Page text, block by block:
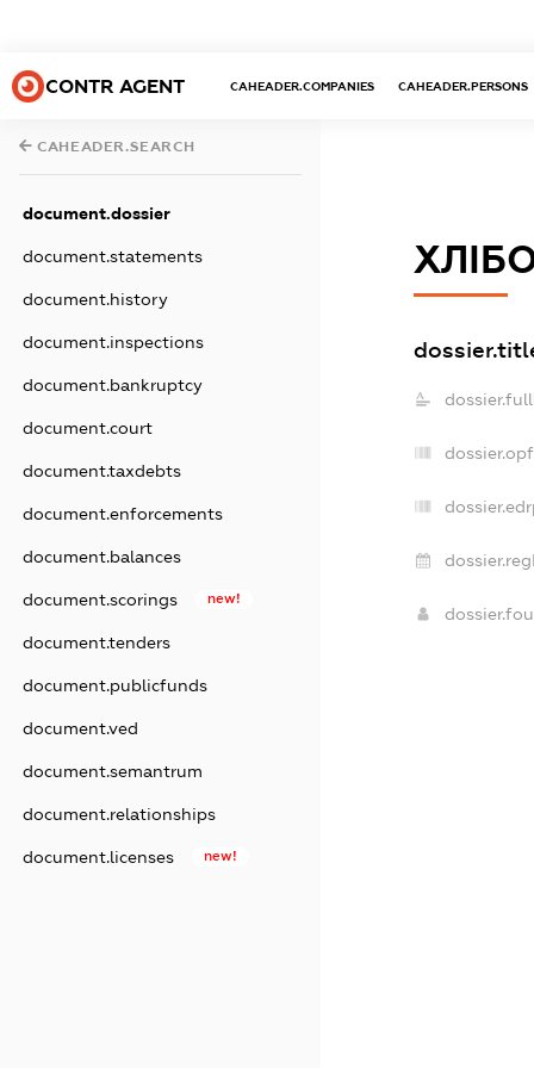
CONTR AGENT CAHEADER.COMPANIES CAHEADER.PERSONS
CAHEADER.SEARCH
document.dossier
document.statements
document.history
document.inspections
document.bankruptcy
document.court
document.taxdebts
document.enforcements
document.balances
document.scorings new!
document.tenders
document.publicfunds
document.ved
document.semantrum
document.relationships
document.licenses new!